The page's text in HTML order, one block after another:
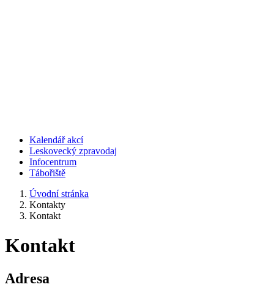
Kalendář akcí
Leskovecký zpravodaj
Infocentrum
Tábořiště
Úvodní stránka
Kontakty
Kontakt
Kontakt
Adresa